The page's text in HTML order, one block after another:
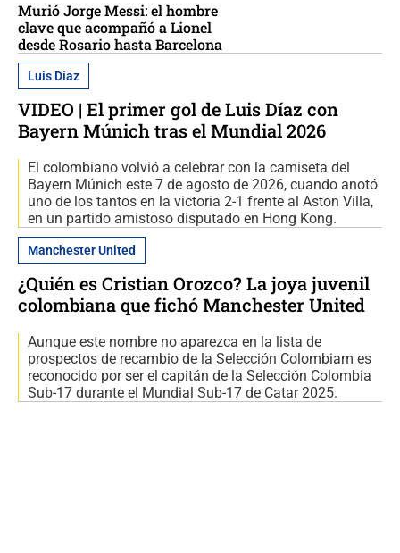
Murió Jorge Messi: el hombre
clave que acompañó a Lionel
desde Rosario hasta Barcelona
Luis Díaz
VIDEO | El primer gol de Luis Díaz con
Bayern Múnich tras el Mundial 2026
El colombiano volvió a celebrar con la camiseta del
Bayern Múnich este 7 de agosto de 2026, cuando anotó
uno de los tantos en la victoria 2-1 frente al Aston Villa,
en un partido amistoso disputado en Hong Kong.
Manchester United
¿Quién es Cristian Orozco? La joya juvenil
colombiana que fichó Manchester United
Aunque este nombre no aparezca en la lista de
prospectos de recambio de la Selección Colombiam es
reconocido por ser el capitán de la Selección Colombia
Sub-17 durante el Mundial Sub-17 de Catar 2025.